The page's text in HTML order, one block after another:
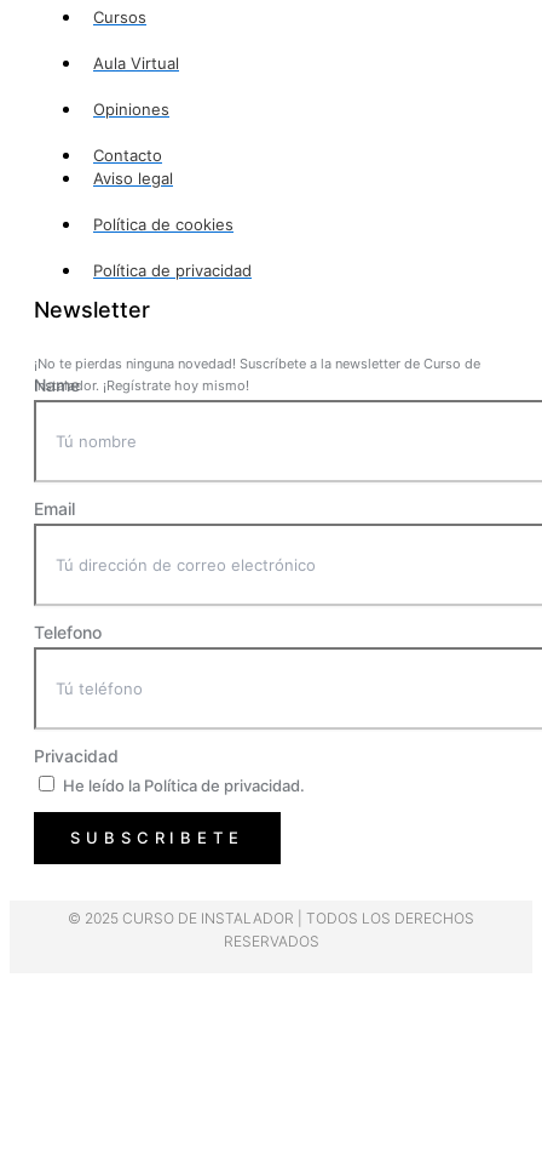
Cursos
Aula Virtual
Opiniones
Contacto
Aviso legal
Política de cookies
Política de privacidad
Newsletter
¡No te pierdas ninguna novedad! Suscríbete a la newsletter de Curso de
Instalador. ¡Regístrate hoy mismo!
Name
Email
Telefono
Privacidad
He leído la Política de privacidad.
SUBSCRIBETE
© 2025 CURSO DE INSTALADOR | TODOS LOS DERECHOS
RESERVADOS